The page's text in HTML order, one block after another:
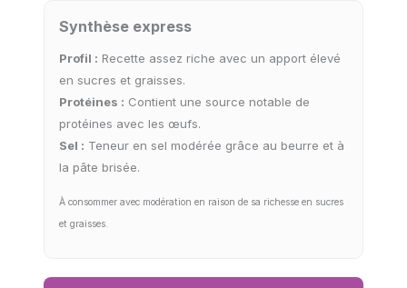
Synthèse express
Profil : Recette assez riche avec un apport élevé
en sucres et graisses.
Protéines : Contient une source notable de
protéines avec les œufs.
Sel : Teneur en sel modérée grâce au beurre et à
la pâte brisée.
À consommer avec modération en raison de sa richesse en sucres
et graisses.